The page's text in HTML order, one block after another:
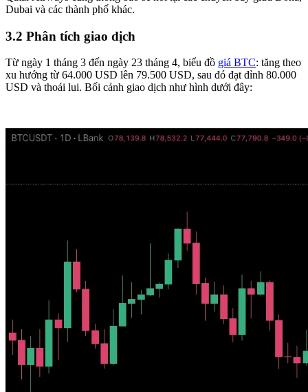
Dubai và các thành phố khác.
3.2 Phân tích giao dịch
Từ ngày 1 tháng 3 đến ngày 23 tháng 4, biểu đồ giá BTC: tăng theo
xu hướng từ 64.000 USD lên 79.500 USD, sau đó đạt đỉnh 80.000
USD và thoái lui. Bối cảnh giao dịch như hình dưới đây: